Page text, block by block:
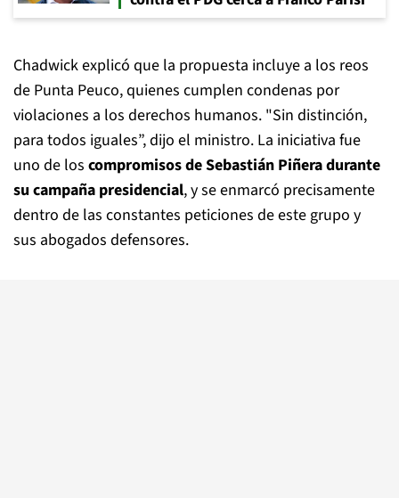
Chadwick explicó que la propuesta incluye a los reos
de Punta Peuco, quienes cumplen condenas por
violaciones a los derechos humanos. "Sin distinción,
para todos iguales”, dijo el ministro. La iniciativa fue
uno de los compromisos de Sebastián Piñera durante
su campaña presidencial, y se enmarcó precisamente
dentro de las constantes peticiones de este grupo y
sus abogados defensores.